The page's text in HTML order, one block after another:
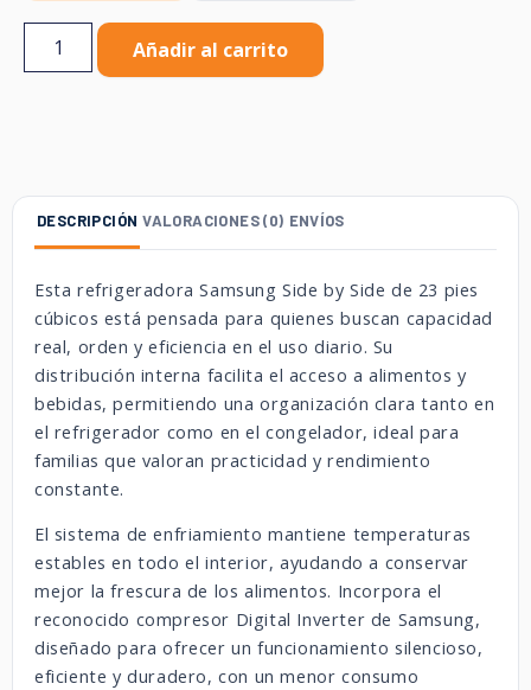
Añadir al carrito
DESCRIPCIÓN VALORACIONES (0) ENVÍOS
Esta refrigeradora Samsung Side by Side de 23 pies
cúbicos está pensada para quienes buscan capacidad
real, orden y eficiencia en el uso diario. Su
distribución interna facilita el acceso a alimentos y
bebidas, permitiendo una organización clara tanto en
el refrigerador como en el congelador, ideal para
familias que valoran practicidad y rendimiento
constante.
El sistema de enfriamiento mantiene temperaturas
estables en todo el interior, ayudando a conservar
mejor la frescura de los alimentos. Incorpora el
reconocido compresor Digital Inverter de Samsung,
diseñado para ofrecer un funcionamiento silencioso,
eficiente y duradero, con un menor consumo